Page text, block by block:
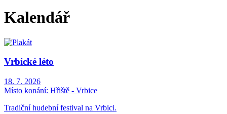
Kalendář
Vrbické léto
18. 7. 2026
Místo konání: Hřiště - Vrbice
Tradiční hudební festival na Vrbici.